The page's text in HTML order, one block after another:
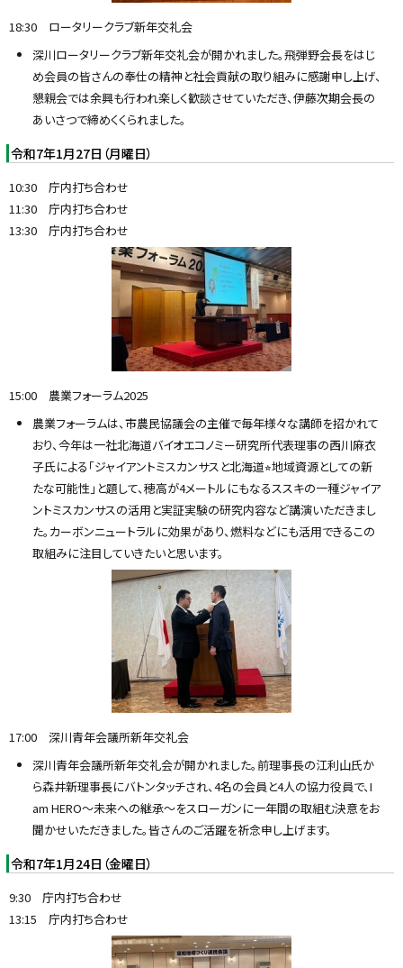
18:30 ロータリークラブ新年交礼会
深川ロータリークラブ新年交礼会が開かれました。飛弾野会長をはじ
め会員の皆さんの奉仕の精神と社会貢献の取り組みに感謝申し上げ、
懇親会では余興も行われ楽しく歓談させていただき、伊藤次期会長の
あいさつで締めくくられました。
令和7年1月27日（月曜日）
10:30 庁内打ち合わせ
11:30 庁内打ち合わせ
13:30 庁内打ち合わせ
15:00 農業フォーラム2025
農業フォーラムは、市農民協議会の主催で毎年様々な講師を招かれて
おり、今年は一社北海道バイオエコノミー研究所代表理事の西川麻衣
子氏による「ジャイアントミスカンサスと北海道⭐︎地域資源としての新
たな可能性」と題して、穂高が4メートルにもなるススキの一種ジャイア
ントミスカンサスの活用と実証実験の研究内容など講演いただきまし
た。カーボンニュートラルに効果があり、燃料などにも活用できるこの
取組みに注目していきたいと思います。
17:00 深川青年会議所新年交礼会
深川青年会議所新年交礼会が開かれました。前理事長の江利山氏か
ら森井新理事長にバトンタッチされ、4名の会員と4人の協力役員で、I
am HERO〜未来への継承〜をスローガンに一年間の取組む決意をお
聞かせいただきました。皆さんのご活躍を祈念申し上げます。
令和7年1月24日（金曜日）
9:30 庁内打ち合わせ
13:15 庁内打ち合わせ